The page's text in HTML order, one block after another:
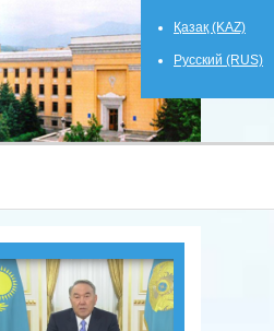
Қазақ (KAZ)
Русский (RUS)